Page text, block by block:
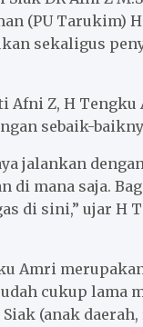
(PU Tarukim)
sekaligus
Afni Z, H
sebaik-
jalankan
di mana saja.
di sini,” ujar
Amri
cukup
(anak